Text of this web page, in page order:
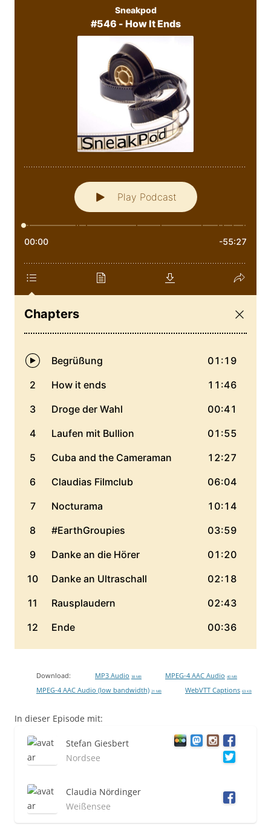
Download: MP3 Audio 38 MB MPEG-4 AAC Audio 40 MB
MPEG-4 AAC Audio (low bandwidth) 21 MB WebVTT Captions 63 KB
In dieser Episode mit:
Stefan Giesbert
Nordsee
Claudia Nördinger
Weißensee